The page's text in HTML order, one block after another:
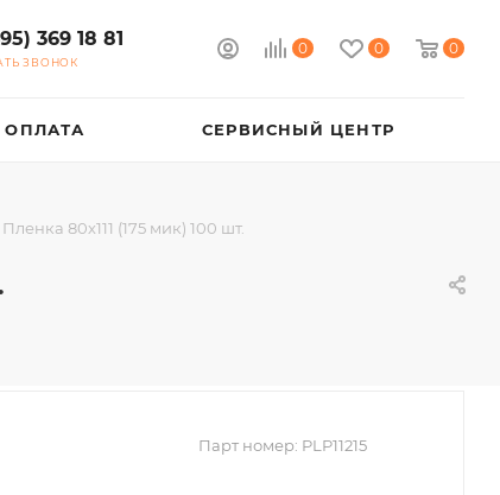
0 0 0
369 18 81
ЗВОНОК
ОПЛАТА СЕРВИСНЫЙ ЦЕНТР
Пленка 80х111 (175 мик) 100 шт.
Парт номер: PLP11215